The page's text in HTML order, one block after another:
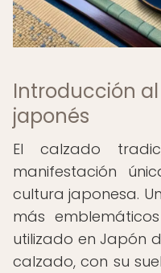
Introducción
japonés
El calzado
manifestación
cultura japonesa.
más
utilizado en Japón
calzado, con su